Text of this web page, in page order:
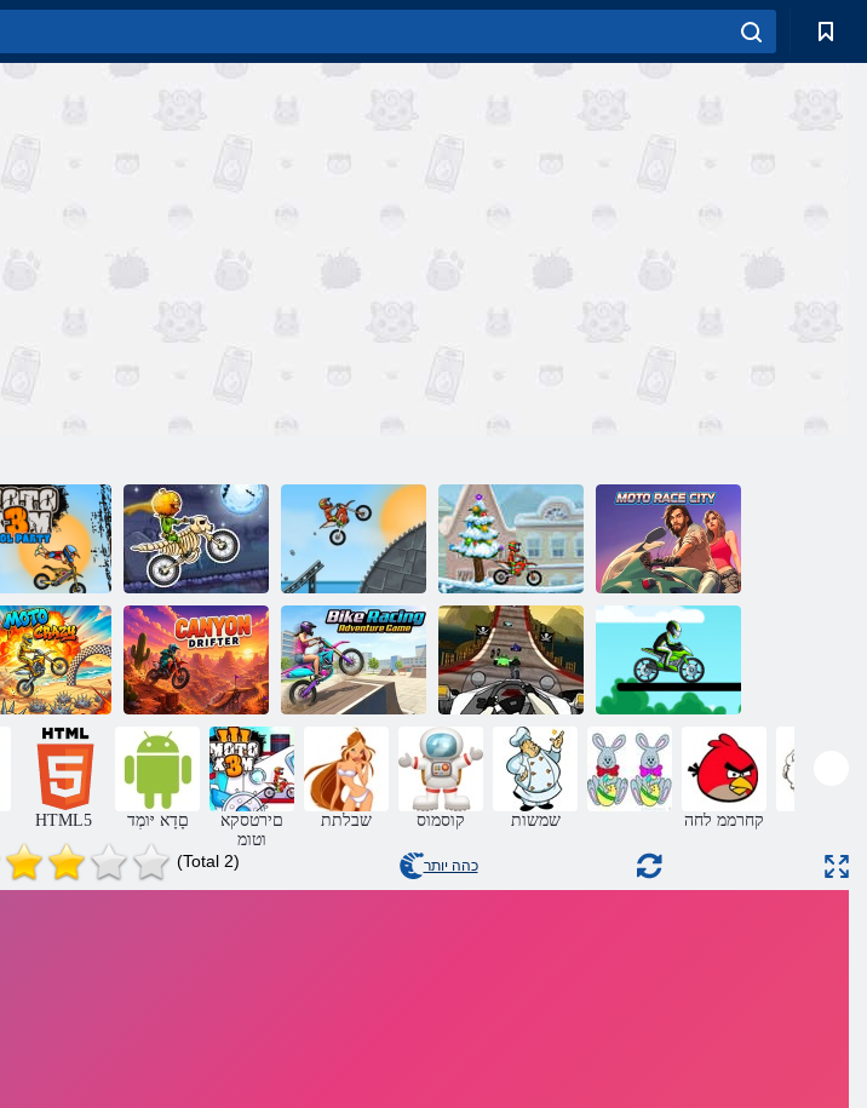
X3M הגלפמה
הכירב רוטומ
הדיחפמ המדא
x3m וטומ
X3m וטומ
םיינפוא ץורמ
ףרוח X3m 4
וטומ
Moto Race City
ףרוטמ וטומ רטפירד ןוינק
םיינפוא יצורמ
תואקתפרה
קחשמ
מירוץ על רכבת
הרי 2
2 םיינפוא יצורמ
HTML5 םָדָא יּומְד
םירטסקא
וטומ
שבלתת קוסמוס שמשות קחרממ לחה
(Total 2) כהה יותר